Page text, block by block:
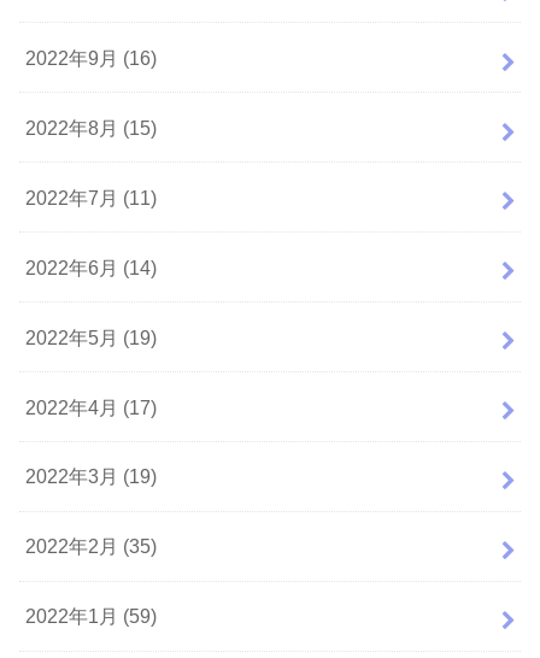
2022年9月 (16)
2022年8月 (15)
2022年7月 (11)
2022年6月 (14)
2022年5月 (19)
2022年4月 (17)
2022年3月 (19)
2022年2月 (35)
2022年1月 (59)